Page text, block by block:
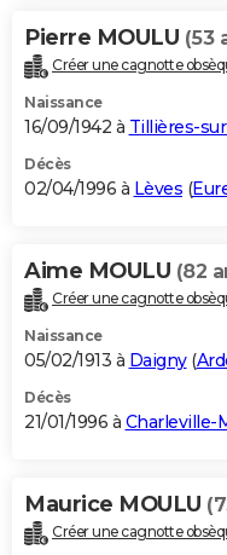
Pierre MOULU (53
Créer une cagnotte
Naissance
16/09/1942 à Tillières-
Décès
02/04/1996 à Lèves (
Aime MOULU (82
Créer une cagnotte
Naissance
05/02/1913 à Daigny(
Décès
21/01/1996 à Charleville-
Maurice MOULU
Créer une cagnotte